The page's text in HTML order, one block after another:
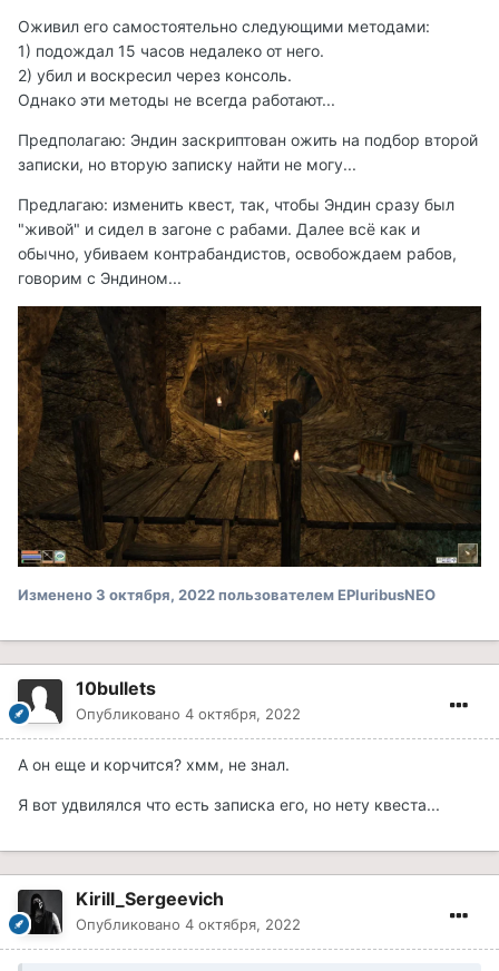
Оживил его самостоятельно следующими методами:
1) подождал 15 часов недалеко от него.
2) убил и воскресил через консоль.
Однако эти методы не всегда работают...
Предполагаю: Эндин заскриптован ожить на подбор второй
записки, но вторую записку найти не могу...
Предлагаю: изменить квест, так, чтобы Эндин сразу был
"живой" и сидел в загоне с рабами. Далее всё как и
обычно, убиваем контрабандистов, освобождаем рабов,
говорим с Эндином...
Изменено3 октября, 2022пользователем EPluribusNEO
10bullets
Опубликовано 4 октября, 2022
А он еще и корчится? хмм, не знал.
Я вот удвилялся что есть записка его, но нету квеста...
Kirill_Sergeevich
Опубликовано 4 октября, 2022